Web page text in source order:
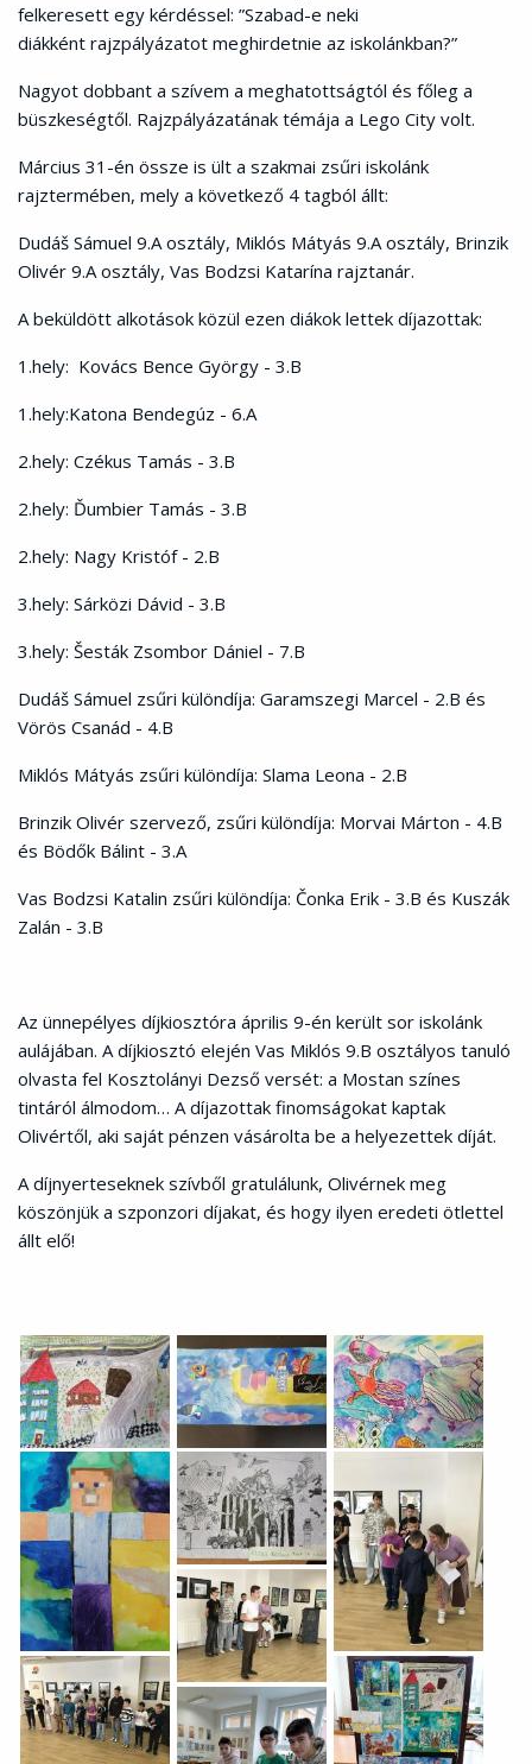
felkeresett egy kérdéssel: ”Szabad-e neki
diákként rajzpályázatot meghirdetnie az iskolánkban?”
Nagyot dobbant a szívem a meghatottságtól és főleg a
büszkeségtől. Rajzpályázatának témája a Lego City volt.
Március 31-én össze is ült a szakmai zsűri iskolánk
rajztermében, mely a következő 4 tagból állt:
Dudáš Sámuel 9.A osztály, Miklós Mátyás 9.A osztály, Brinzik
Olivér 9.A osztály, Vas Bodzsi Katarína rajztanár.
A beküldött alkotások közül ezen diákok lettek díjazottak:
1.hely: Kovács Bence György - 3.B
1.hely:Katona Bendegúz - 6.A
2.hely: Czékus Tamás - 3.B
2.hely: Ďumbier Tamás - 3.B
2.hely: Nagy Kristóf - 2.B
3.hely: Sárközi Dávid - 3.B
3.hely: Šesták Zsombor Dániel - 7.B
Dudáš Sámuel zsűri különdíja: Garamszegi Marcel - 2.B és
Vörös Csanád - 4.B
Miklós Mátyás zsűri különdíja: Slama Leona - 2.B
Brinzik Olivér szervező, zsűri különdíja: Morvai Márton - 4.B
és Bödők Bálint - 3.A
Vas Bodzsi Katalin zsűri különdíja: Čonka Erik - 3.B és Kuszák
Zalán - 3.B
Az ünnepélyes díjkiosztóra április 9-én került sor iskolánk
aulájában. A díjkiosztó elején Vas Miklós 9.B osztályos tanuló
olvasta fel Kosztolányi Dezső versét: a Mostan színes
tintáról álmodom… A díjazottak finomságokat kaptak
Olivértől, aki saját pénzen vásárolta be a helyezettek díját.
A díjnyerteseknek szívből gratulálunk, Olivérnek meg
köszönjük a szponzori díjakat, és hogy ilyen eredeti ötlettel
állt elő!